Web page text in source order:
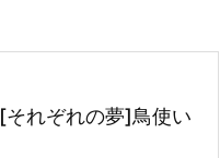

れぞれの夢]鳥使い